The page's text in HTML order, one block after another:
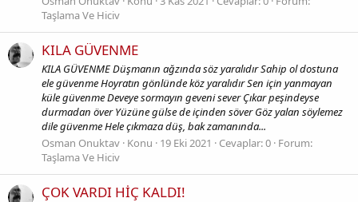
Taşlama Ve Hiciv
KILA GÜVENME
KILA GÜVENME Düşmanın ağzında söz yaralıdır Sahip ol dostuna
ele güvenme Hoyratın gönlünde köz yaralıdır Sen için yanmayan
küle güvenme Deveye sormayın geveni sever Çıkar peşindeyse
durmadan över Yüzüne gülse de içinden söver Göz yalan söylemez
dile güvenme Hele çıkmaza düş, bak zamanında...
Osman Onuktav Konu 19 Eki 2021 Cevaplar: 0 Forum:
Taşlama Ve Hiciv
ÇOK VARDI HİÇ KALDI!